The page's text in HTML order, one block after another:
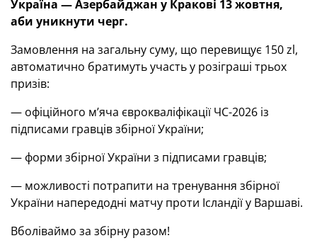
Україна — Азербайджан у Кракові 13 жовтня,
аби уникнути черг.
Замовлення на загальну суму, що перевищує 150 zl,
автоматично братимуть участь у розіграші трьох
призів:
— офіційного мʼяча єврокваліфікації ЧС-2026 із
підписами гравців збірної України;
— форми збірної України з підписами гравців;
— можливості потрапити на тренування збірної
України напередодні матчу проти Ісландії у Варшаві.
Вболіваймо за збірну разом!